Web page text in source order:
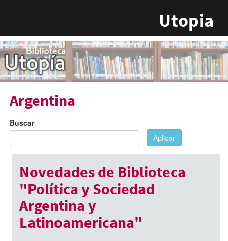
Utopia
Argentina
Buscar
Aplicar
Novedades de Biblioteca
"Política y Sociedad
Argentina y
Latinoamericana"